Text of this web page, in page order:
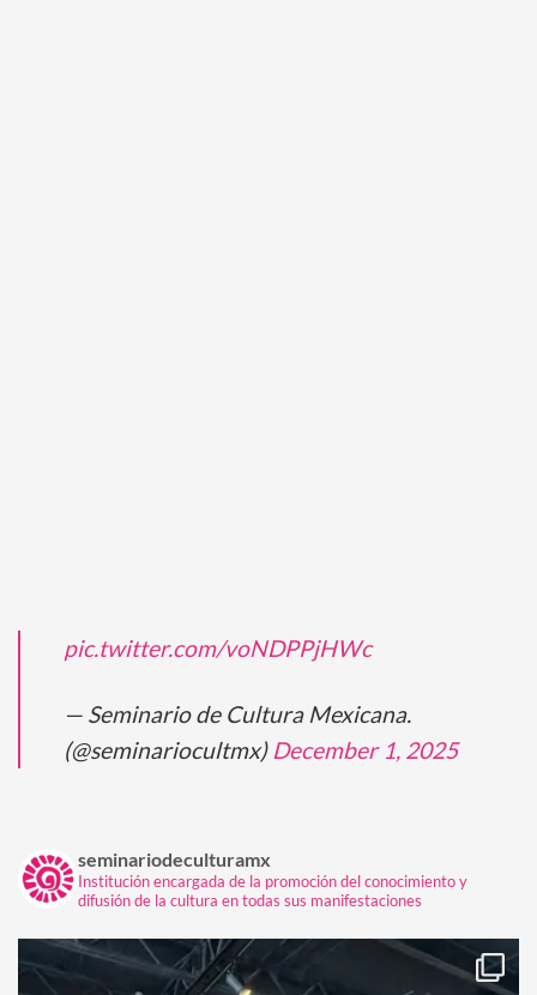
pic.twitter.com/voNDPPjHWc
— Seminario de Cultura Mexicana.
(@seminariocultmx) December 1, 2025
seminariodeculturamx
Institución encargada de la promoción del conocimiento y
difusión de la cultura en todas sus manifestaciones